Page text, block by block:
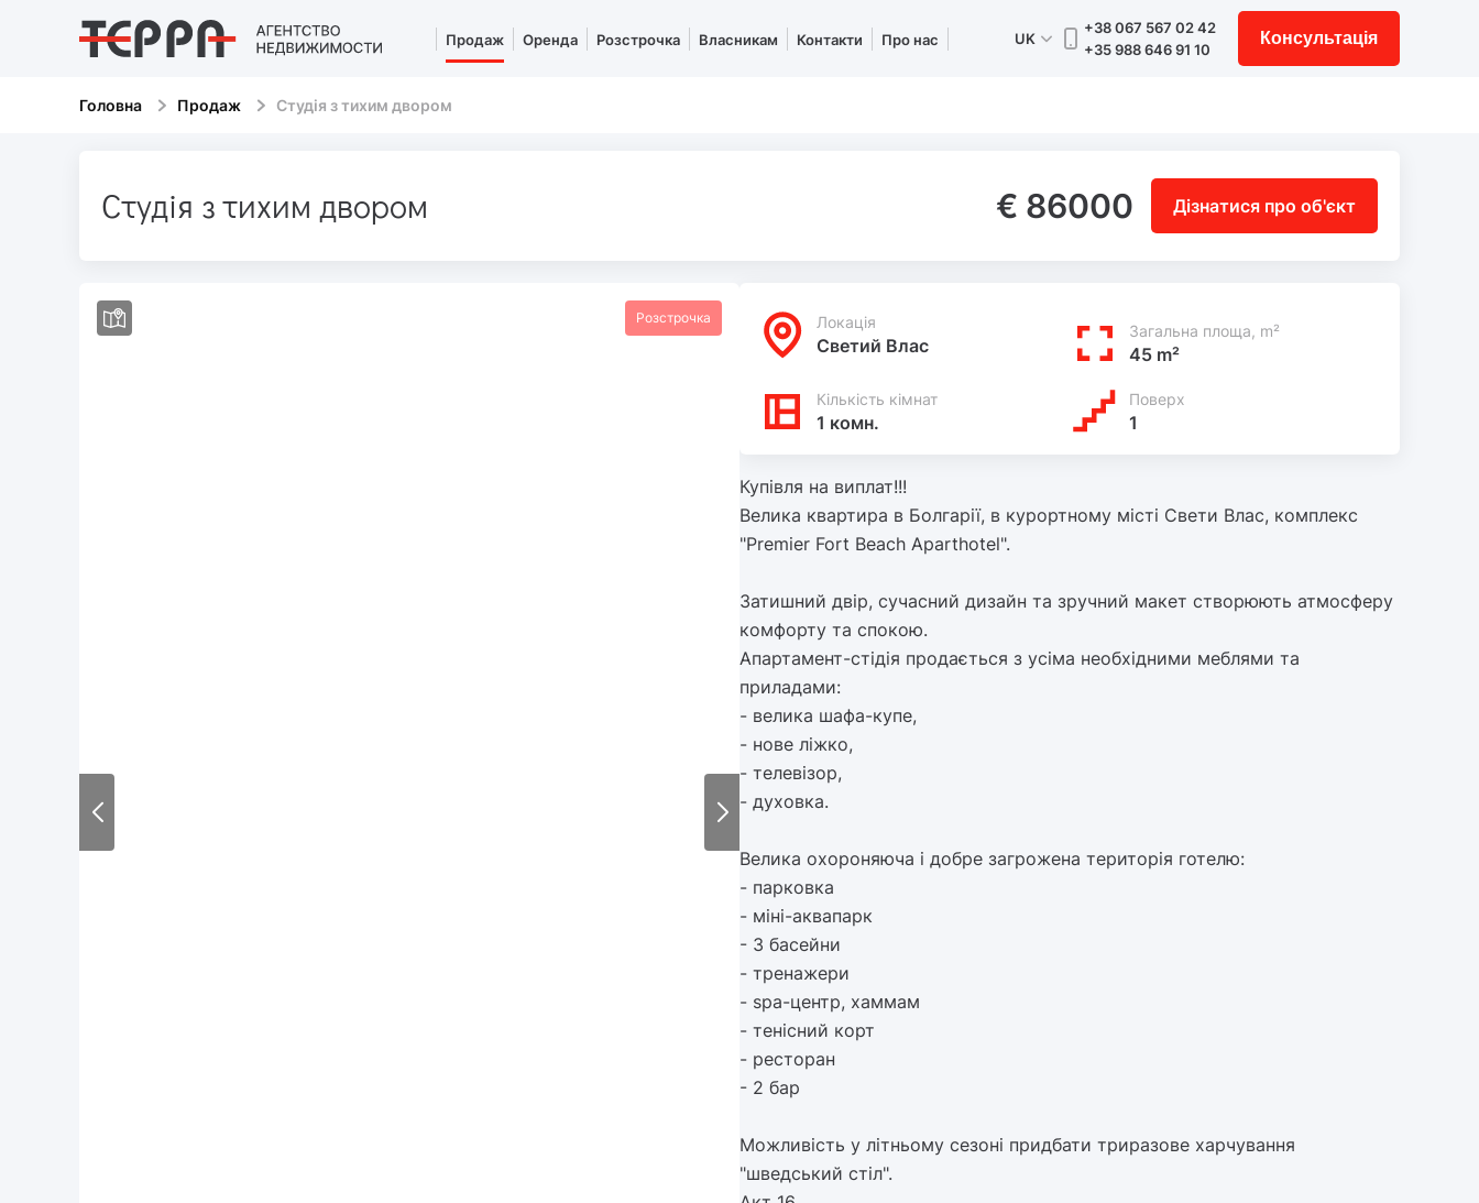
Продаж Оренда Розстрочка Власникам Контакти Про нас UK
+38 067 567 02 42
+35 988 646 91 10
Консультація
Головна Продаж Студія з тихим двором
Студія з тихим двором € 86000 Дізнатися про об'єкт
Розстрочка Локацiя
Светий Влас
Загальна площа, m²
45 m²
Кількість кімнат
1 комн.
Поверх
1
Купівля на виплат!!!
Велика квартира в Болгарії, в курортному місті Свети Влас, комплекс
"Premier Fort Beach Aparthotel".
Затишний двір, сучасний дизайн та зручний макет створюють атмосферу
комфорту та спокою.
Апартамент-стідія продається з усіма необхідними меблями та
приладами:
- велика шафа-купе,
- нове ліжко,
- телевізор,
- духовка.
Велика охороняюча і добре загрожена територія готелю:
- парковка
- міні-аквапарк
- 3 басейни
- тренажери
- spa-центр, хаммам
- тенісний корт
- ресторан
- 2 бар
Можливість у літньому сезоні придбати триразове харчування
"шведський стіл".